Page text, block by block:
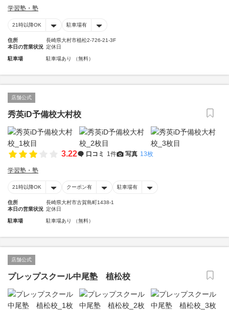
学習塾・塾
21時以降OK 駐車場有
住所
長崎県大村市植松2-726-21-3F
本日の営業状況 定休日
駐車場 駐車場あり （無料）
店舗公式
秀英iD予備校大村校
3.22 口コミ 1件 写真 13枚
学習塾・塾
21時以降OK クーポン有 駐車場有
住所
長崎県大村市古賀島町1438-1
本日の営業状況 定休日
駐車場 駐車場あり （無料）
店舗公式
プレップスクール中尾塾 植松校